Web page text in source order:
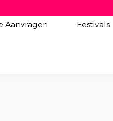
Aanvragen Festivals